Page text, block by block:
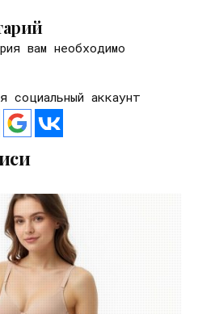
вам необходимо
социальный аккаунт